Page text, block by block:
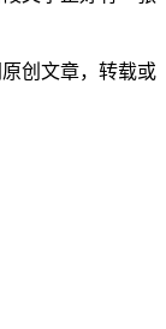
原创文章，转载或